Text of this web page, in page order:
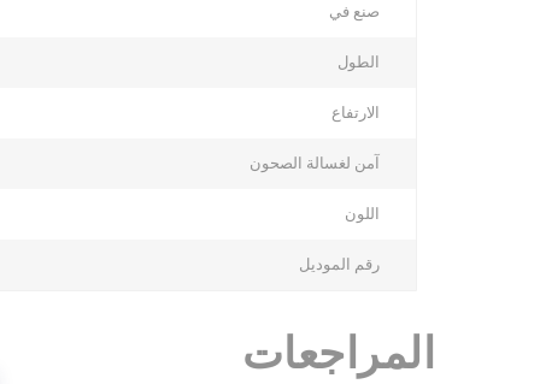
صنع في
الطول
الارتفاع
آمن لغسالة الصحون
اللون
رقم الموديل
المراجعات